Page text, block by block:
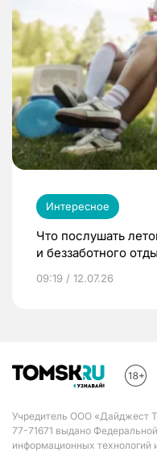
Интересное
Что послушать
и беззаботного
09:19 / 12.07.26
Учредитель ООО «Дайджест
77-71671 выдано
информационных технологий